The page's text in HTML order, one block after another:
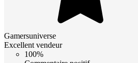
Gamersuniverse
Excellent vendeur
100%